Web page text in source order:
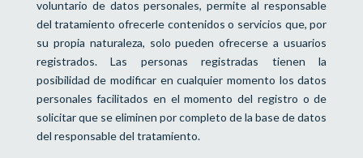
voluntario de datos personales, permite al responsable
del tratamiento ofrecerle contenidos o servicios que, por
su propia naturaleza, solo pueden ofrecerse a usuarios
registrados. Las personas registradas tienen la
posibilidad de modificar en cualquier momento los datos
personales facilitados en el momento del registro o de
solicitar que se eliminen por completo de la base de datos
del responsable del tratamiento.